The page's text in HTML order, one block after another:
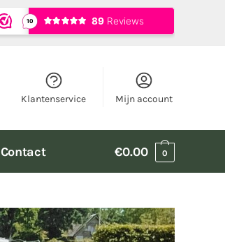
Klantenservice Mijn account
Contact €0.00 0